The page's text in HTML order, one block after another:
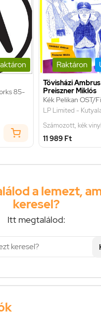
85-
Raktáron
Tövisházi
Preiszner Miklós
Kék Pelikan OST/
LP Limited -
Számozott, kék vinyl
11 989 Ft
a lemezt,
keresel?
Itt megtalálod: